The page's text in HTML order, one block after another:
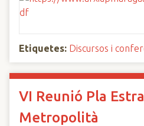
Etiquetes: Discursos i
VI Reunió Pla
Metropolità